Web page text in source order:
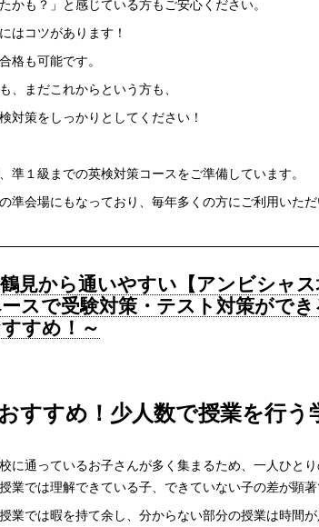
かも？」と感じている方もご安心ください。
はコツがあります！
格も可能です。
、まだこれからという方も、
対策をしっかりとしてください！
準１級までの英検対策コースをご準備しています。
準会場にもなっており、毎年多くの方にご利用いただ
見から通いやすい【アンビシャス
スで受験対策・テスト対策がで
すめ！～
すすめ！少人数で授業を行う
に通っているお子さんが多く集まるため、一人ひと
業では理解できている子、できていない子の差が顕著
業では暇を持て余し、分からない部分の授業は時間